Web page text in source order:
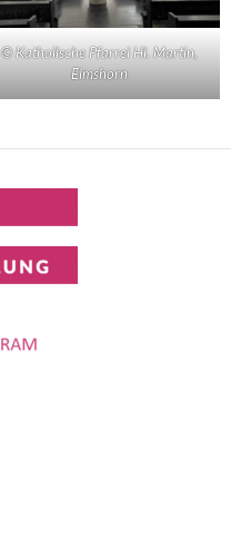
© Katholische Pfarrei Hl. Martin,
Elmshorn